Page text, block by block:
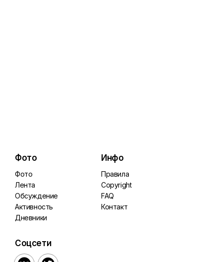
Фото
Фото
Лента
Обсуждение
Активность
Дневники
Инфо
Правила
Copyright
FAQ
Контакт
Соцсети